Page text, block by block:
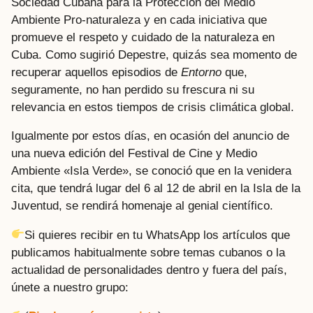
Ambiente Pro-naturaleza y en cada iniciativa que
promueve el respeto y cuidado de la naturaleza en
Cuba. Como sugirió Depestre, quizás sea momento de
recuperar aquellos episodios de Entorno que,
seguramente, no han perdido su frescura ni su
relevancia en estos tiempos de crisis climática global.
Igualmente por estos días, en ocasión del anuncio de
una nueva edición del Festival de Cine y Medio
Ambiente «Isla Verde», se conoció que en la venidera
cita, que tendrá lugar del 6 al 12 de abril en la Isla de la
Juventud, se rendirá homenaje al genial científico.
Si quieres recibir en tu WhatsApp los artículos que
publicamos habitualmente sobre temas cubanos o la
actualidad de personalidades dentro y fuera del país,
únete a nuestro grupo: